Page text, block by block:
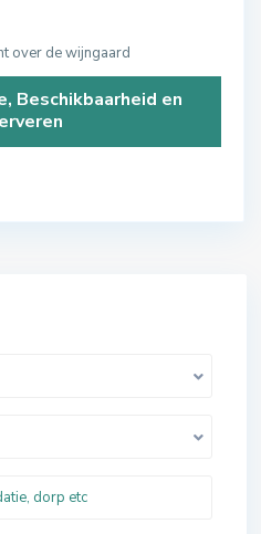
over de wijngaard
Beschikbaarheid en